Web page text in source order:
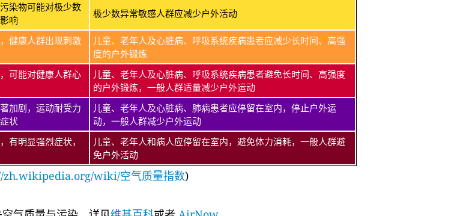
染物可能对极少数
响
极少数异常敏感人群应减少户外活动
健康人群出现刺激
儿童、老年人及心脏病、呼吸系统疾病患者应减少长时间、高强
度的户外锻炼
可能对健康人群心
儿童、老年人及心脏病、呼吸系统疾病患者避免长时间、高强度
的户外锻炼，一般人群适量减少户外运动
加剧，运动耐受力
状
儿童、老年人及心脏病、肺病患者应停留在室内，停止户外运
动，一般人群减少户外运动
有明显强烈症状，
儿童、老年人和病人应停留在室内，避免体力消耗，一般人群避
免户外活动
zh.wikipedia.org/wiki/空气质量指数)